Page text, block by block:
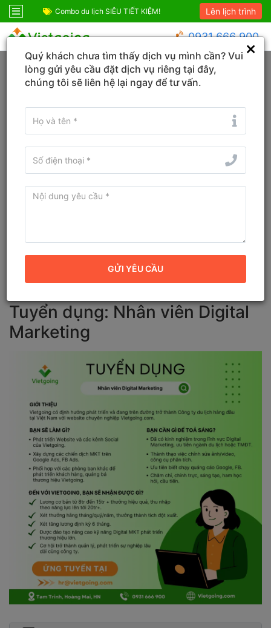
Combo du lịch SIÊU TIẾT KIỆM! Combo Phú Quốc
Lên lịch trình
0931 666 900
Trang chủ Tuyển dụng
Tìm tên Khách sạn, Tỉnh/TP, Địa danh...
Tìm khách sạn ở gần đây
Từ ngày - Đến ngày
Tuyển dụng: Nhân viên Digital
Marketing
Quý khách chưa tìm thấy dịch vụ mình cần? Vui
lòng gửi yêu cầu đặt dịch vụ riêng tại đây,
chúng tôi sẽ liên hệ lại ngay để tư vấn.